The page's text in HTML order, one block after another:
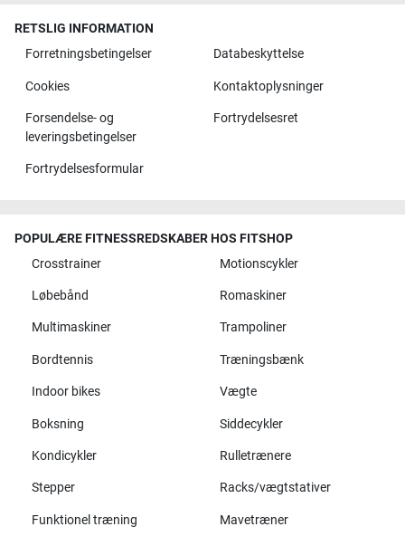
RETSLIG INFORMATION
Forretningsbetingelser
Databeskyttelse
Cookies Kontaktoplysninger
Forsendelse- og
leveringsbetingelser
Fortrydelsesret
Fortrydelsesformular
POPULÆRE FITNESSREDSKABER HOS FITSHOP
Crosstrainer
Motionscykler
Løbebånd Romaskiner
Multimaskiner Trampoliner
Bordtennis Træningsbænk
Indoor bikes Vægte
Boksning Siddecykler
Kondicykler Rulletrænere
Stepper Racks/vægtstativer
Funktionel træning Mavetræner